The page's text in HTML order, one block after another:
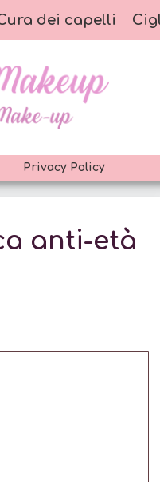
dei capelli
Privacy Policy
anti-età